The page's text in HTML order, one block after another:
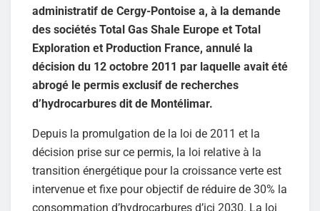
administratif de Cergy-Pontoise a, à la demande
des sociétés Total Gas Shale Europe et Total
Exploration et Production France, annulé la
décision du 12 octobre 2011 par laquelle avait été
abrogé le permis exclusif de recherches
d’hydrocarbures dit de Montélimar.
Depuis la promulgation de la loi de 2011 et la
décision prise sur ce permis, la loi relative à la
transition énergétique pour la croissance verte est
intervenue et fixe pour objectif de réduire de 30% la
consommation d’hydrocarbures d’ici 2030. La loi